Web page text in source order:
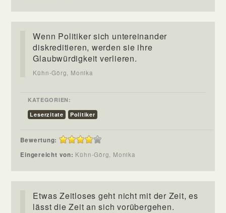
Wenn Politiker sich untereinander
diskreditieren, werden sie ihre
Glaubwürdigkeit verlieren.
Kühn-Görg, Monika
KATEGORIEN:
Leserzitate
Politiker
Bewertung:
Eingereicht von: Kühn-Görg, Monika
Etwas Zeitloses geht nicht mit der Zeit, es
lässt die Zeit an sich vorübergehen.